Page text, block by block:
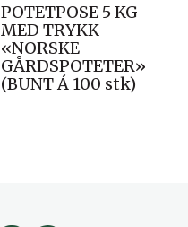
POTETPOSE 5 KG
MED TRYKK
«NORSKE
GÅRDSPOTETER»
(BUNT Á 100 stk)